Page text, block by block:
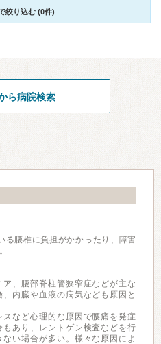
絞り込む (0件)
ら病院検索
る腰椎に負担がかかったり、障害
、腰部脊柱管狭窄症などが主な
内臓や血液の病気なども原因と
など心理的な原因で腰痛を発症
あり、レントゲン検査などを行
い場合が多い。様々な原因によ